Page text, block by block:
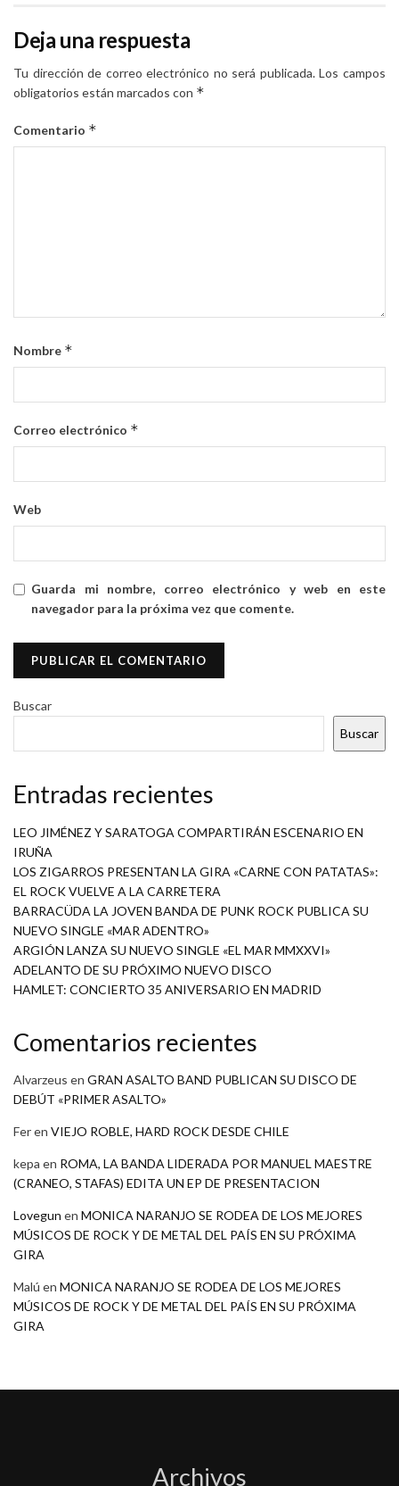
Deja una respuesta
Tu dirección de correo electrónico no será publicada. Los campos
obligatorios están marcados con *
Comentario *
Nombre *
Correo electrónico *
Web
Guarda mi nombre, correo electrónico y web en este
navegador para la próxima vez que comente.
Buscar
Buscar
Entradas recientes
LEO JIMÉNEZ Y SARATOGA COMPARTIRÁN ESCENARIO EN
IRUÑA
LOS ZIGARROS PRESENTAN LA GIRA «CARNE CON PATATAS»:
EL ROCK VUELVE A LA CARRETERA
BARRACÜDA LA JOVEN BANDA DE PUNK ROCK PUBLICA SU
NUEVO SINGLE «MAR ADENTRO»
ARGIÓN LANZA SU NUEVO SINGLE «EL MAR MMXXVI»
ADELANTO DE SU PRÓXIMO NUEVO DISCO
HAMLET: CONCIERTO 35 ANIVERSARIO EN MADRID
Comentarios recientes
Alvarzeus en GRAN ASALTO BAND PUBLICAN SU DISCO DE
DEBÚT «PRIMER ASALTO»
Feren VIEJO ROBLE, HARD ROCK DESDE CHILE
kepa en ROMA, LA BANDA LIDERADA POR MANUEL MAESTRE
(CRANEO, STAFAS) EDITA UN EP DE PRESENTACION
Lovegun en MONICA NARANJO SE RODEA DE LOS MEJORES
MÚSICOS DE ROCK Y DE METAL DEL PAÍS EN SU PRÓXIMA
GIRA
Malú en MONICA NARANJO SE RODEA DE LOS MEJORES
MÚSICOS DE ROCK Y DE METAL DEL PAÍS EN SU PRÓXIMA
GIRA
Archivos